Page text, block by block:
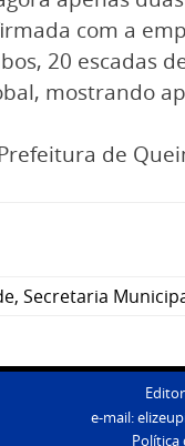
com a
20 escadas
mostrando
de
, Secretaria
e-mail:
Política